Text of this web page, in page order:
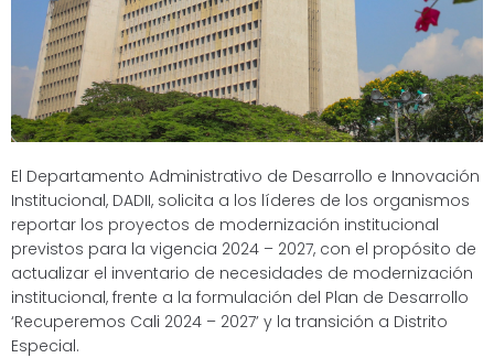
El Departamento Administrativo de Desarrollo e Innovación
Institucional, DADII, solicita a los líderes de los organismos
reportar los proyectos de modernización institucional
previstos para la vigencia 2024 – 2027, con el propósito de
actualizar el inventario de necesidades de modernización
institucional, frente a la formulación del Plan de Desarrollo
‘Recuperemos Cali 2024 – 2027’ y la transición a Distrito
Especial.